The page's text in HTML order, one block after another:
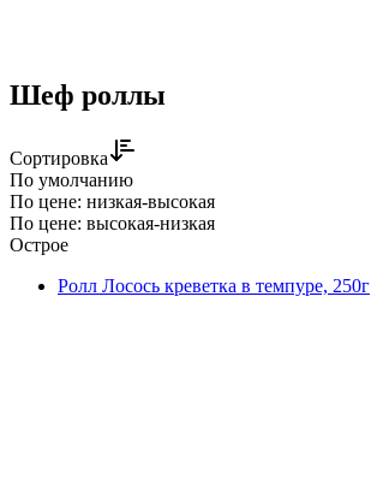
Шеф роллы
Сортировка
По умолчанию
По цене: низкая-высокая
По цене: высокая-низкая
Острое
Ролл Лосось креветка в темпуре, 250г